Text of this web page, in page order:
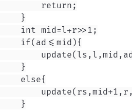
        return;
    }
    int mid=l+r>>1;
    if(ad<=mid){
    }
    else{
    }